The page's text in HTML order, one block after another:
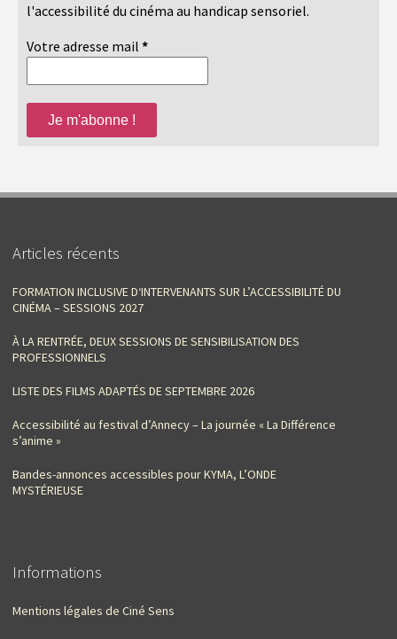
l'accessibilité du cinéma au handicap sensoriel.
Votre adresse mail *
Articles récents
FORMATION INCLUSIVE D‘INTERVENANTS SUR L’ACCESSIBILITÉ DU
CINÉMA – SESSIONS 2027
À LA RENTRÉE, DEUX SESSIONS DE SENSIBILISATION DES
PROFESSIONNELS
LISTE DES FILMS ADAPTÉS DE SEPTEMBRE 2026
Accessibilité au festival d’Annecy – La journée « La Différence
s’anime »
Bandes-annonces accessibles pour KYMA, L’ONDE
MYSTÉRIEUSE
Informations
Mentions légales de Ciné Sens